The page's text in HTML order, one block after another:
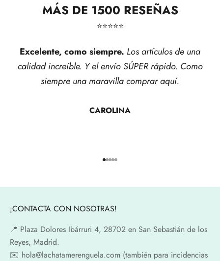
MÁS DE 1500 RESEÑAS
⭐​⭐​⭐​⭐​⭐​
Excelente, como siempre. Los artículos de una
calidad increíble. Y el envío SÚPER rápido. Como
siempre una maravilla comprar aquí.
CAROLINA
Ir al artículo 1
Ir al artículo 2
Ir al artículo 3
Ir al artículo 4
Ir al artículo 5
¡CONTACTA CON NOSOTRAS!
📍​ Plaza Dolores Ibárruri 4, 28702 en San Sebastián de los
Reyes, Madrid.
✉️​ hola@lachatamerenguela.com (también para incidencias